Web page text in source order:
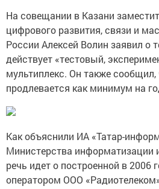
На совещании в Казани
цифрового развития, связи и
России Алексей Волин заявил о
действует «тестовый,
мультиплекс. Он также сообщил,
продлевается как минимум на
Как объяснили ИА «Татар-
Министерства информатизации
речь идет о построенной в 2006
оператором ООО